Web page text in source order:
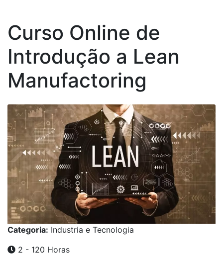
Curso Online de
Introdução a Lean
Manufactoring
Categoria: Industria e Tecnologia
2 - 120 Horas